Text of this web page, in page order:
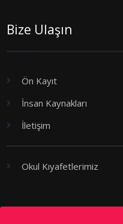
Bize Ulaşın
Ön Kayıt
İnsan Kaynakları
İletişim
Okul Kıyafetlerimiz
Kademeler